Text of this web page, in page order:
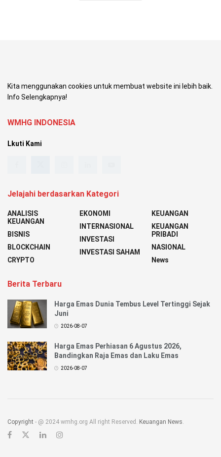
Kita menggunakan cookies untuk membuat website ini lebih baik.
Info Selengkapnya!
WMHG INDONESIA
Lkuti Kami
Jelajahi berdasarkan Kategori
ANALISIS
KEUANGAN
BISNIS
BLOCKCHAIN
CRYPTO
EKONOMI
INTERNASIONAL
INVESTASI
INVESTASI SAHAM
KEUANGAN
KEUANGAN
PRIBADI
NASIONAL
News
Berita Terbaru
Harga Emas Dunia Tembus Level Tertinggi Sejak
Juni
2026-08-07
Harga Emas Perhiasan 6 Agustus 2026,
Bandingkan Raja Emas dan Laku Emas
2026-08-07
Copyright - @ 2024 wmhg.org All right Reserved. Keuangan News.